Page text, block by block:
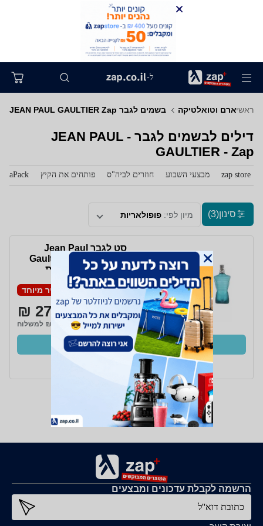
ל-
ראשיפארם וטואלטיקה בשמים לגבר JEAN PAUL GAULTIER Zap
דילים לבשמים לגבר - JEAN PAUL
GAULTIER - Zap
zap store מבצעי השבוע חוזרים לביה"ס פותחים את הקיץ zaPack
סינון(3) מיון לפי: פופולאריות
סט לגבר Jean Paul
Gaultier Le Male E.D.T
2x40ml מיניאטורות
מחיר מיוחד
276 ₪
₪15 למשלוח
קנו עכשיו
ב- Zap
הרשמה לקבלת עדכונים ומבצעים
כתובת דוא''ל